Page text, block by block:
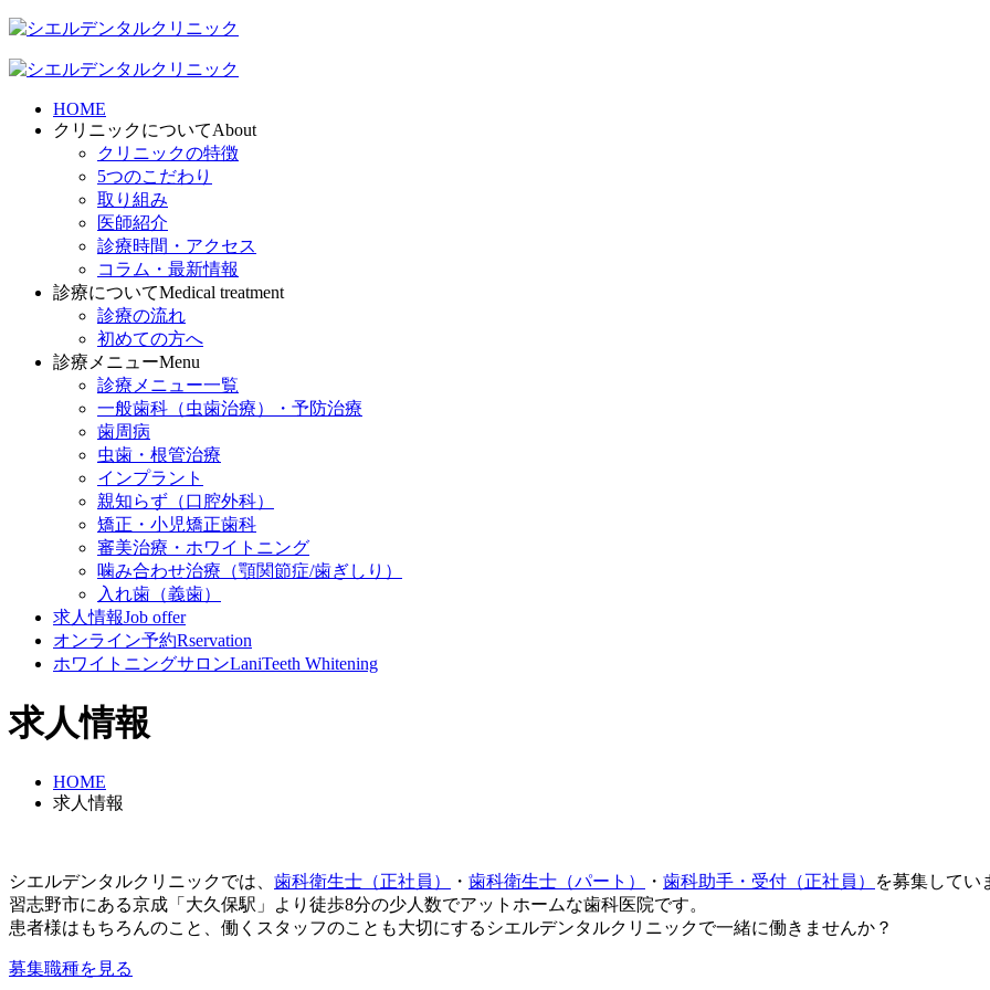
HOME
クリニックについてAbout
クリニックの特徴
5つのこだわり
取り組み
医師紹介
診療時間・アクセス
コラム・最新情報
診療についてMedical treatment
診療の流れ
初めての方へ
診療メニューMenu
診療メニュー一覧
一般歯科（虫歯治療）・予防治療
歯周病
虫歯・根管治療
インプラント
親知らず（口腔外科）
矯正・小児矯正歯科
審美治療・ホワイトニング
噛み合わせ治療（顎関節症/歯ぎしり）
入れ歯（義歯）
求人情報Job offer
オンライン予約Rservation
ホワイトニングサロンLaniTeeth Whitening
求人情報
HOME
求人情報
シエルデンタルクリニックでは、 歯科衛生士（正社員） ・ 歯科衛生士（パート） ・ 歯科助手・受付（正社員）
を募集してい
習志野市にある京成「大久保駅」より徒歩8分の少人数でアットホームな歯科医院です。
患者様はもちろんのこと、働くスタッフのことも大切にするシエルデンタルクリニックで一緒に働きませんか？
募集職種を見る